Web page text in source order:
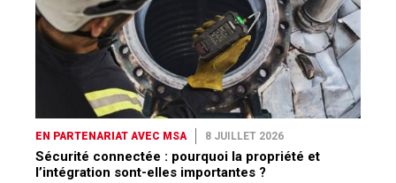
EN PARTENARIAT AVEC MSA 8 JUILLET 2026
Sécurité connectée : pourquoi la propriété et
l’intégration sont-elles importantes ?